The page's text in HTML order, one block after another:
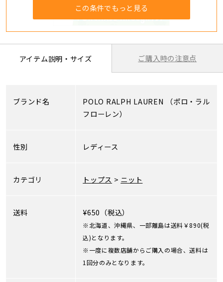
この条件でもっと見る
アイテム説明・サイズ ご購入時の注意点
ブランド名 POLO RALPH LAUREN
（ポロ・ラル
フローレン）
性別 レディース
カテゴリ トップス > ニット
送料 ¥650（税込）
※北海道、沖縄県、一部離島は送料￥890(税
込)となります。
※一度に複数店舗からご購入の場合、送料は
1回分のみとなります。